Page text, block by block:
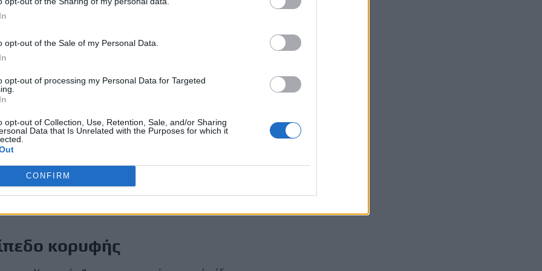
opt-out of the Sale of my Personal Data.
opt-out of processing my Personal Data for Targeted
opt-out of Collection, Use, Retention, Sale, and/or Sharing
Data that Is Unrelated with the Purposes for which it
CONFIRM
Ιράν
του Ιράν προς Λονδίνο και Παρίσι να μην
Εξωτερικών του Ιράν, Καζέμ Γαριμπαμπαντί,
ξένων πολεμικών πλοίων – είτε βρετανικών,
με «άμεση και αποφασιστική απάντηση».
να εγγυηθεί την ασφάλεια στα Στενά του Ορμούζ.
ή ειρήνης, μόνο η Ισλαμική Δημοκρατία του Ιράν μπορεί
και δεν θα επιτρέψει καμία ξένη ανάμειξη»,
υφυπουργός Εξωτερικών.
κορυφής